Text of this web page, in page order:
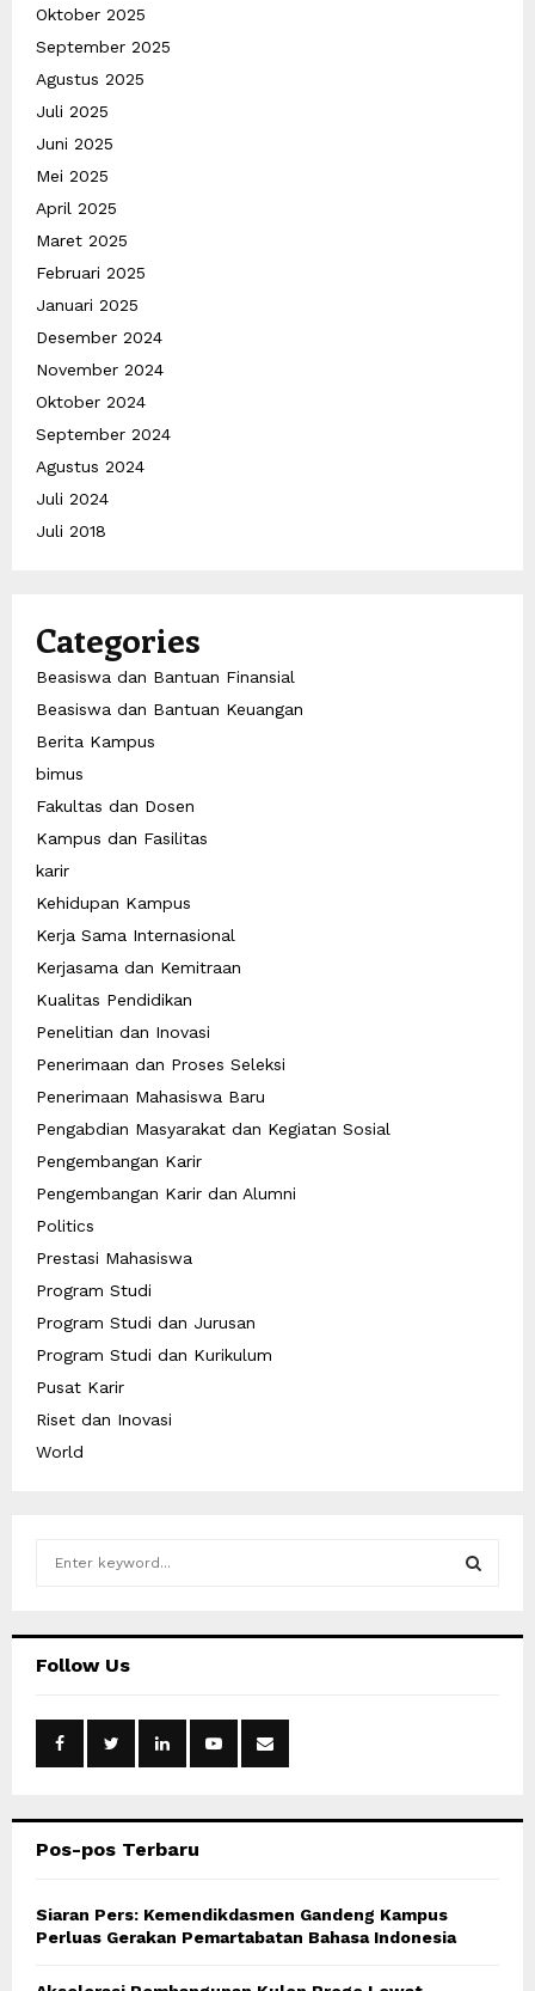
Oktober 2025
September 2025
Agustus 2025
Juli 2025
Juni 2025
Mei 2025
April 2025
Maret 2025
Februari 2025
Januari 2025
Desember 2024
November 2024
Oktober 2024
September 2024
Agustus 2024
Juli 2024
Juli 2018
Categories
Beasiswa dan Bantuan Finansial
Beasiswa dan Bantuan Keuangan
Berita Kampus
bimus
Fakultas dan Dosen
Kampus dan Fasilitas
karir
Kehidupan Kampus
Kerja Sama Internasional
Kerjasama dan Kemitraan
Kualitas Pendidikan
Penelitian dan Inovasi
Penerimaan dan Proses Seleksi
Penerimaan Mahasiswa Baru
Pengabdian Masyarakat dan Kegiatan Sosial
Pengembangan Karir
Pengembangan Karir dan Alumni
Politics
Prestasi Mahasiswa
Program Studi
Program Studi dan Jurusan
Program Studi dan Kurikulum
Pusat Karir
Riset dan Inovasi
World
hFollow Us
Pos-pos Terbaru
Siaran Pers: Kemendikdasmen Gandeng Kampus
Perluas Gerakan Pemartabatan Bahasa Indonesia